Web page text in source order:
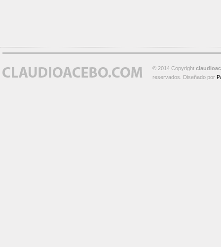
© 2014 Copyright
reservados. Diseñado por